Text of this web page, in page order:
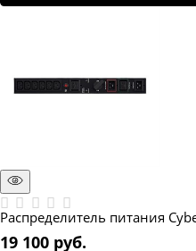
Распределитель питания
19 100 руб.